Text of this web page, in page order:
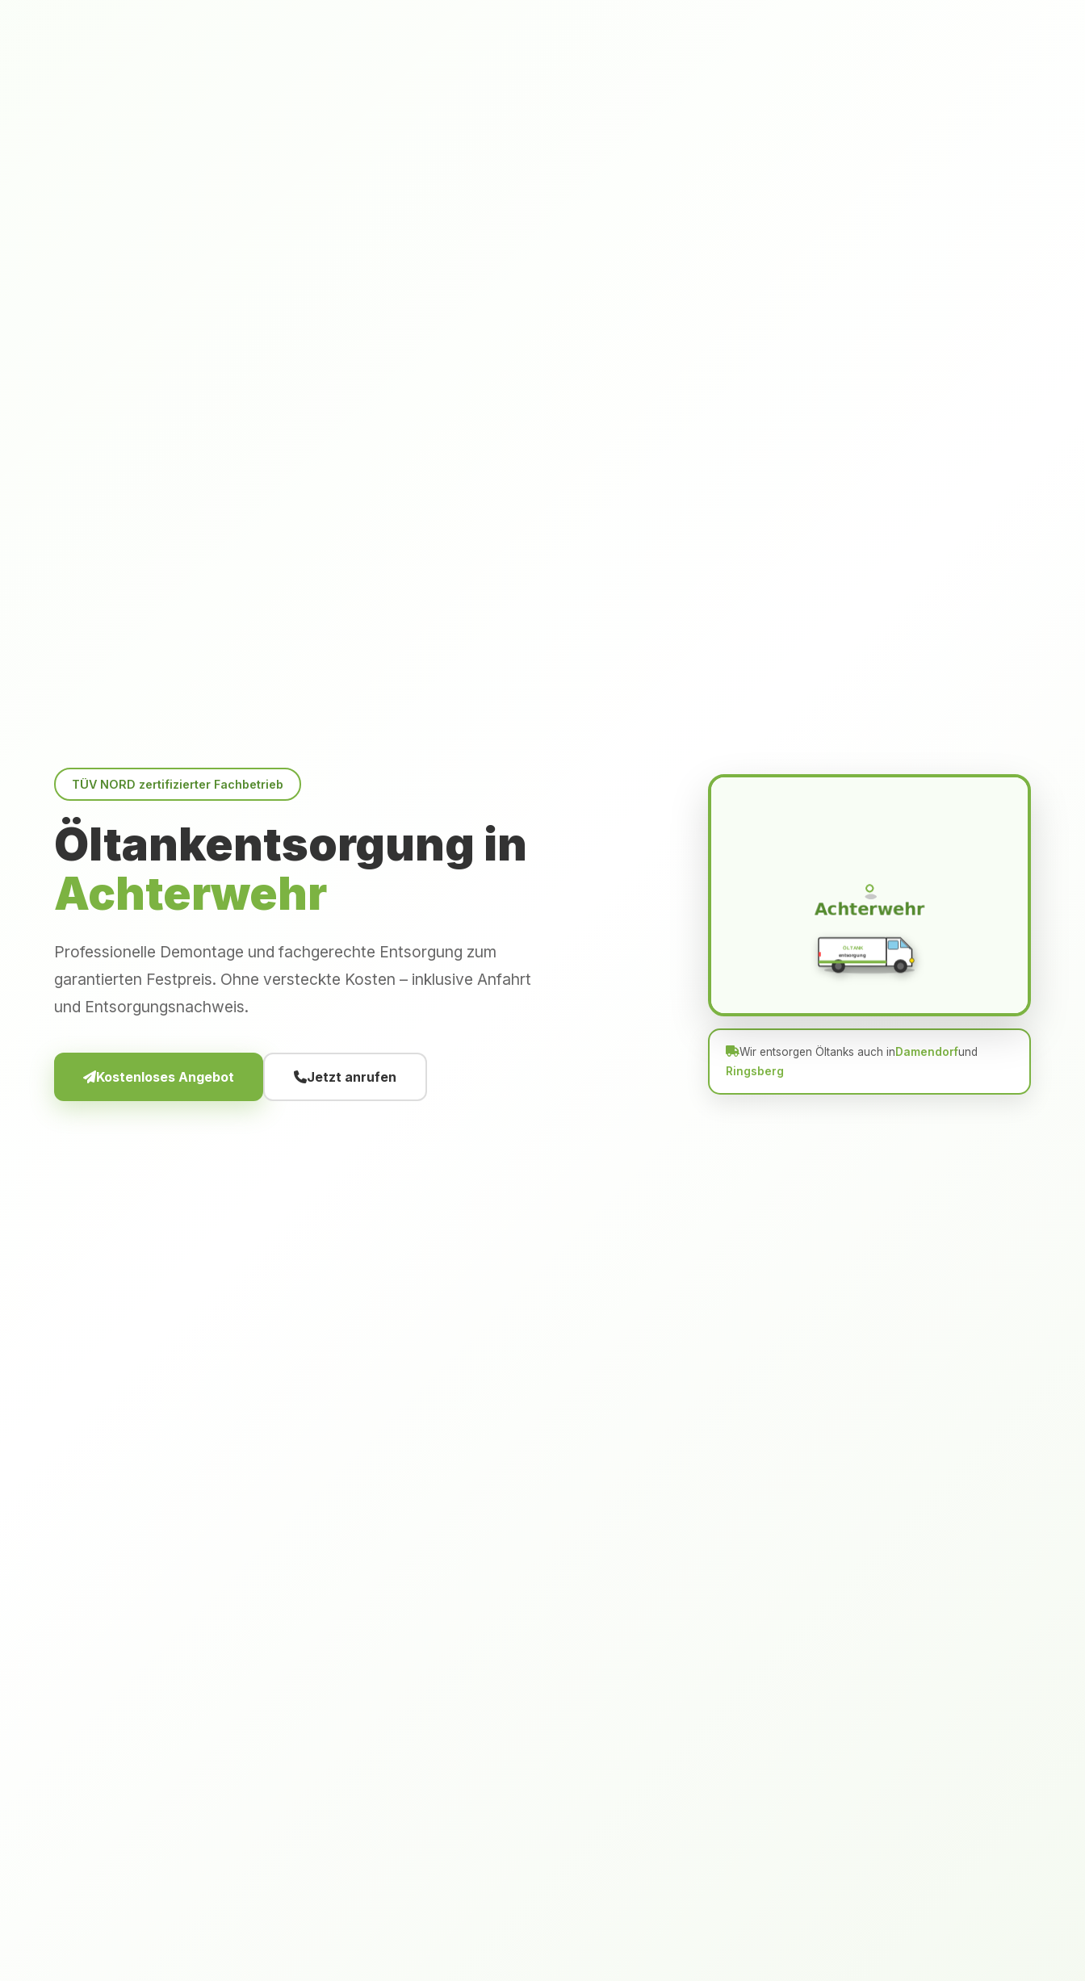
TÜV NORD zertifizierter Fachbetrieb
Öltankentsorgung in
Achterwehr
Professionelle Demontage und fachgerechte Entsorgung zum
garantierten Festpreis. Ohne versteckte Kosten – inklusive Anfahrt
und Entsorgungsnachweis.
Kostenloses Angebot Jetzt anrufen
ÖLTANK
entsorgung
Wir entsorgen Öltanks auch inDamendorfund
Ringsberg